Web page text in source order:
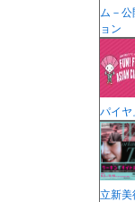
ム－公
ョン
パイヤ
立新美